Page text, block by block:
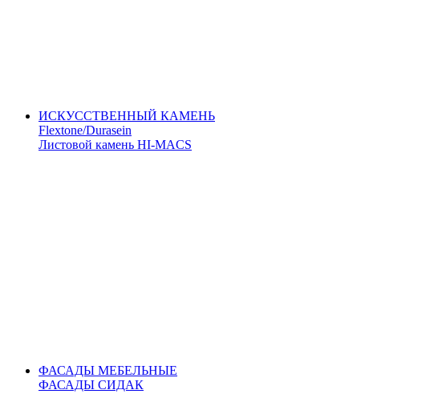
ИСКУССТВЕННЫЙ КАМЕНЬ
Flextone/Durasein
Листовой камень HI-MACS
ФАСАДЫ МЕБЕЛЬНЫЕ
ФАСАДЫ СИДАК